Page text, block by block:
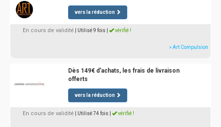
vers la réduction
En cours de validité | Utilisé 9 fois vérifié !
» Art Compulsion
Dès 149€ d'achats, les frais de livraison
offerts
vers la réduction
En cours de validité | Utilisé 74 fois vérifié !